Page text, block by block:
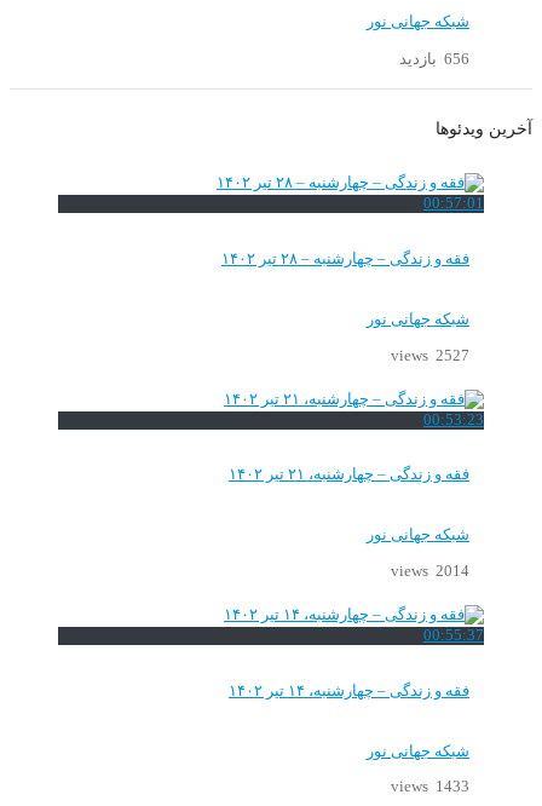
شبکه جهانی نور
656 بازدید
آخرین ویدئوها
00:57:01
فقه و زندگی – چهارشنبه – ۲۸ تیر ۱۴۰۲
شبکه جهانی نور
2527 views
00:53:23
فقه و زندگی – چهارشنبه، ۲۱ تیر ۱۴۰۲
شبکه جهانی نور
2014 views
00:55:37
فقه و زندگی – چهارشنبه، ۱۴ تیر ۱۴۰۲
شبکه جهانی نور
1433 views